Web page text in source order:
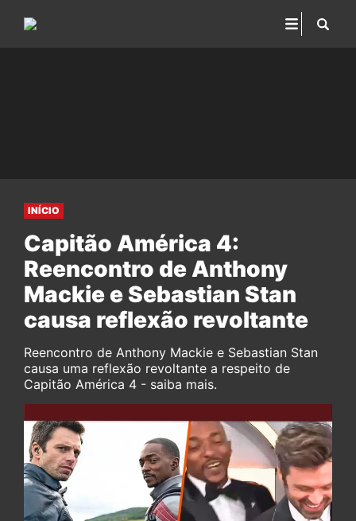
INÍCIO
Capitão América 4:
Reencontro de Anthony
Mackie e Sebastian Stan
causa reflexão revoltante
Reencontro de Anthony Mackie e Sebastian Stan
causa uma reflexão revoltante a respeito de
Capitão América 4 - saiba mais.